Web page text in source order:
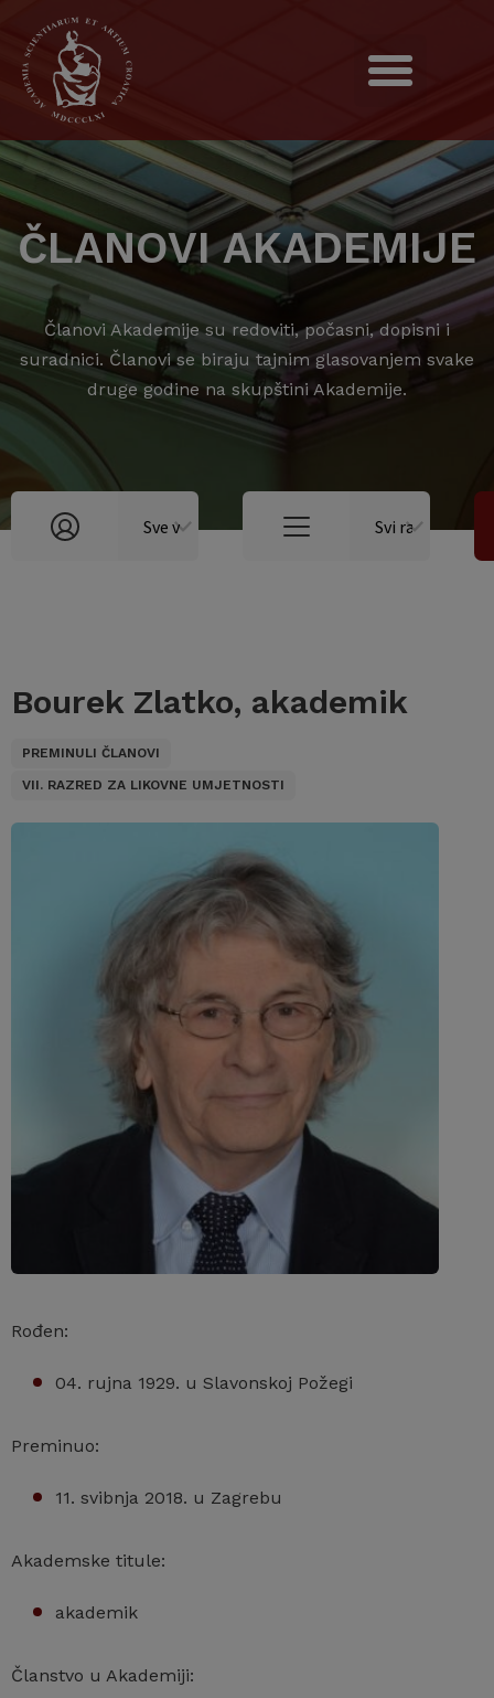
ČLANOVI AKADEMIJE
Članovi Akademije su redoviti, počasni, dopisni i
suradnici. Članovi se biraju tajnim glasovanjem svake
druge godine na skupštini Akademije.
Bourek Zlatko, akademik
PREMINULI ČLANOVI
VII. RAZRED ZA LIKOVNE UMJETNOSTI
Rođen:
04. rujna 1929. u Slavonskoj Požegi
Preminuo:
11. svibnja 2018. u Zagrebu
Akademske titule:
akademik
Članstvo u Akademiji: